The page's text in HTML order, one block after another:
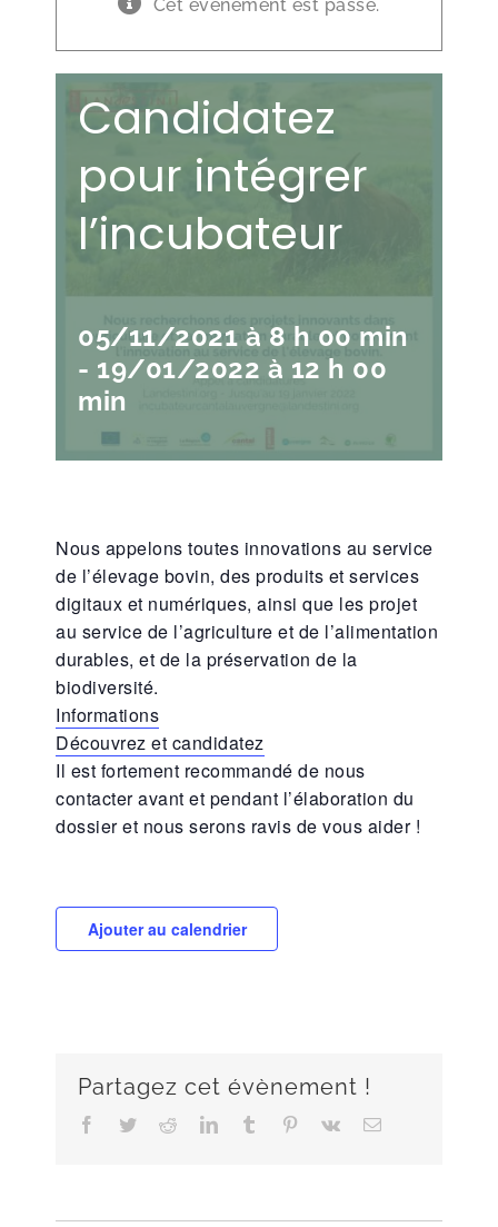
Cet évènement est passé.
Candidatez
pour intégrer
l’incubateur
05/11/2021 à 8 h 00 min
- 19/01/2022 à 12 h 00
min
Nous appelons toutes innovations au service
de l’élevage bovin, des produits et services
digitaux et numériques, ainsi que les projet
au service de l’agriculture et de l’alimentation
durables, et de la préservation de la
biodiversité.
Informations
Découvrez et candidatez
Il est fortement recommandé de nous
contacter avant et pendant l’élaboration du
dossier et nous serons ravis de vous aider !
Ajouter au calendrier
Partagez cet évènement !
Facebook
TwitterRedditLinkedInTumblr Pinterest
Vk Email